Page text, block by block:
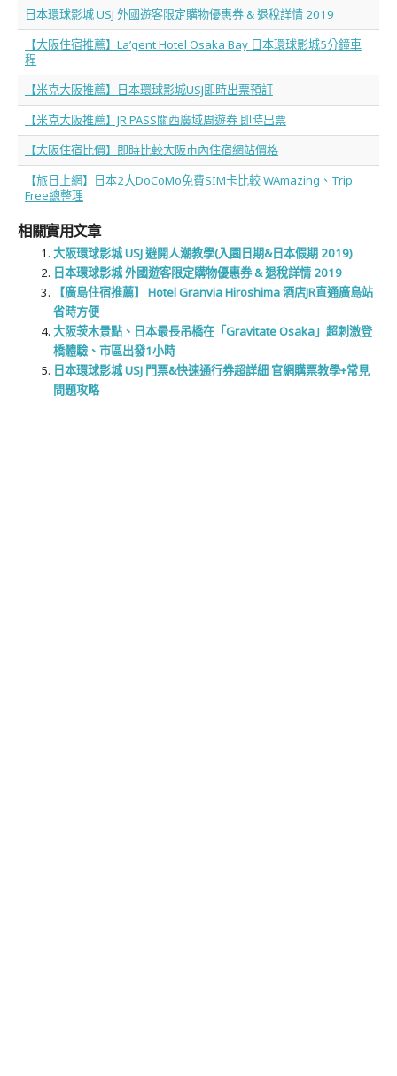
日本環球影城 USJ 外國遊客限定購物優惠券 & 退稅詳情 2019
【大阪住宿推薦】La’gent Hotel Osaka Bay 日本環球影城5分鐘車
程
【米克大阪推薦】日本環球影城USJ即時出票預訂
【米克大阪推薦】JR PASS關西廣域周遊券 即時出票
【大阪住宿比價】即時比較大阪市內住宿網站價格
【旅日上網】日本2大DoCoMo免費SIM卡比較 WAmazing、Trip
Free總整理
相關實用文章
大阪環球影城 USJ 避開人潮教學(入園日期&日本假期 2019)
日本環球影城 外國遊客限定購物優惠券 & 退稅詳情 2019
【廣島住宿推薦】 Hotel Granvia Hiroshima 酒店JR直通廣島站
省時方便
大阪茨木景點、日本最長吊橋在「Gravitate Osaka」超刺激登
橋體驗、市區出發1小時
日本環球影城 USJ 門票&快速通行券超詳細 官網購票教學+常見
問題攻略